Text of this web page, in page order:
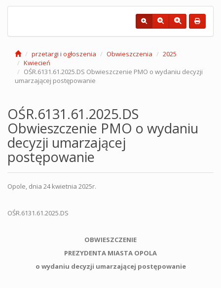
przetargi i ogłoszenia Obwieszczenia
2025
Kwiecień
OŚR.6131.61.2025.DS Obwieszczenie PMO o wydaniu decyzji
umarzającej postępowanie
OŚR.6131.61.2025.DS
Obwieszczenie PMO o wydaniu
decyzji umarzającej
postępowanie
Opole, dnia 24 kwietnia 2025r.
OŚR.6131.61.2025.DS
OBWIESZCZENIE
PREZYDENTA MIASTA OPOLA
o wydaniu decyzji umarzającej postępowanie